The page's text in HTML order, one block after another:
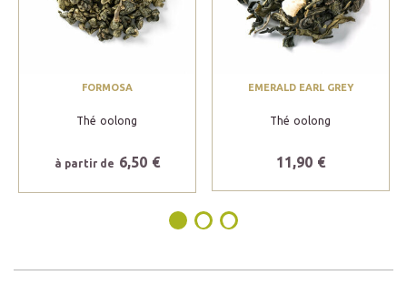
FORMOSA
Thé oolong
à partir de 6,50 €
EMERALD EARL GREY
Thé oolong
11,90 €